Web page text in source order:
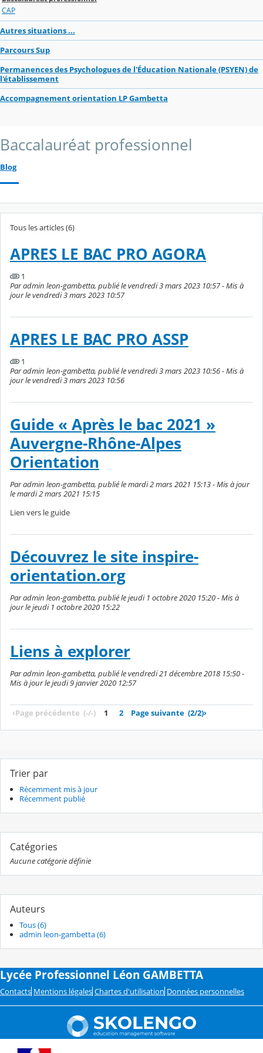
CAP
Autres situations ...
Parcours Sup
Permanences des Psychologues de l'Éducation Nationale (PSYEN) de
l'établissement
Accompagnement orientation LP Gambetta
Baccalauréat professionnel
Blog
Tous les articles (6)
APRES LE BAC PRO AGORA
1
Par admin leon-gambetta, publié le vendredi 3 mars 2023 10:57 - Mis à
jour le vendredi 3 mars 2023 10:57
APRES LE BAC PRO ASSP
1
Par admin leon-gambetta, publié le vendredi 3 mars 2023 10:56 - Mis à
jour le vendredi 3 mars 2023 10:56
Guide « Après le bac 2021 »
Auvergne-Rhône-Alpes
Orientation
Par admin leon-gambetta, publié le mardi 2 mars 2021 15:13 - Mis à jour
le mardi 2 mars 2021 15:15
Lien vers le guide
Découvrez le site inspire-
orientation.org
Par admin leon-gambetta, publié le jeudi 1 octobre 2020 15:20 - Mis à
jour le jeudi 1 octobre 2020 15:22
Liens à explorer
Par admin leon-gambetta, publié le vendredi 21 décembre 2018 15:50 -
Mis à jour le jeudi 9 janvier 2020 12:57
‹Page précédente (-/-) 1 2 Page suivante (2/2)›
Trier par
Récemment mis à jour
Récemment publié
Catégories
Aucune catégorie définie
Auteurs
Tous (6)
admin leon-gambetta (6)
Lycée Professionnel Léon GAMBETTA
Contacts Mentions légales Chartes d'utilisation Données personnelles